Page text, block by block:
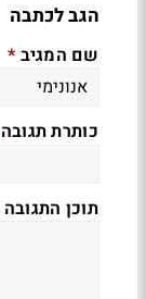
הגב לכתבה
שם המגיב *
כותרת תגובה
תוכן התגובה